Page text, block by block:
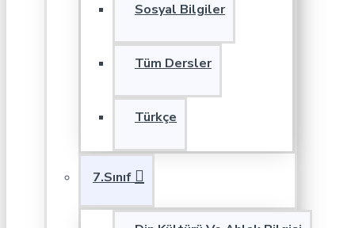
Sosyal Bilgiler
Tüm Dersler
Türkçe
7.Sınıf